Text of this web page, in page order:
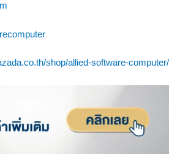
shop/allied-software-computer/